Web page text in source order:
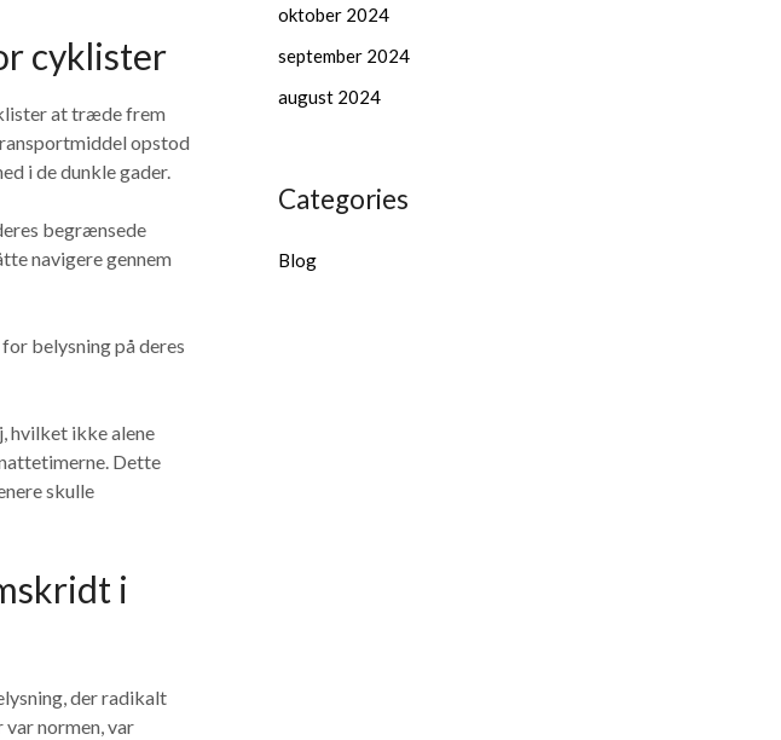
cyklister
at træde frem
opstod
i de dunkle gader.
begrænsede
navigere gennem
belysning på deres
hvilket ikke alene
Dette
skulle
i
der radikalt
normen, var
oktober 2024
september 2024
august 2024
Categories
Blog